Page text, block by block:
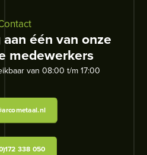
één van onze
medewerkers
van 08:00 t/m 17:00
338 050